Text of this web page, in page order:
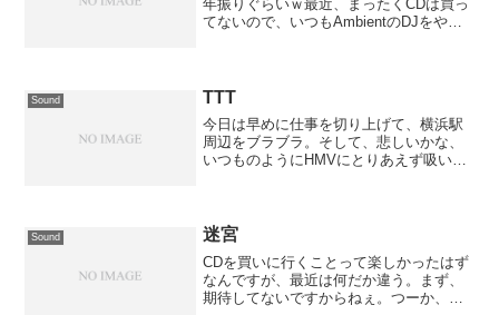
年振りぐらいｗ最近、まったくCDは買っ
てないので、いつもAmbientのDJをやる
かった...
Sound TTT
今日は早めに仕事を切り上げて、横浜駅
周辺をブラブラ。そして、悲しいかな、
いつものようにHMVにとりあえず吸い込
Tranceコーナーへ。な...
Sound 迷宮
CDを買いに行くことって楽しかったはず
なんですが、最近は何だか違う。まず、
期待してないですからねぇ。つーか、こ